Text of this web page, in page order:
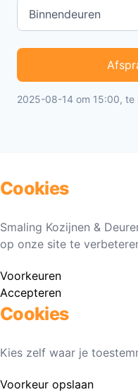
2025-08-14 om 15:00, te
Cookies
Smaling Kozijnen &
op onze site te
Voorkeuren
Accepteren
Cookies
Kies zelf waar je
Voorkeur opslaan